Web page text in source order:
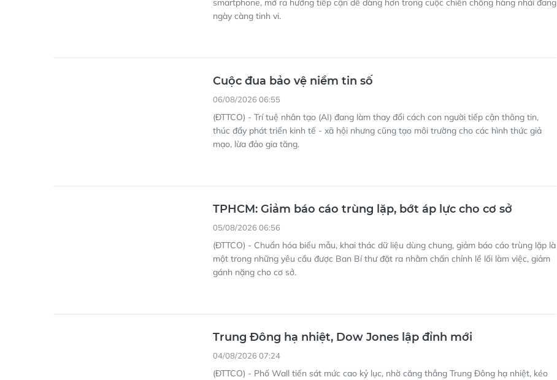
smartphone, mở ra hướng tiếp cận dễ dàng hơn trong cuộc chiến chống hàng nhái đang
ngày càng tinh vi.
Cuộc đua bảo vệ niềm tin số
06/08/2026 06:55
(ĐTTCO) - Trí tuệ nhân tạo (AI) đang làm thay đổi cách con người tiếp cận thông tin,
thúc đẩy phát triển kinh tế - xã hội nhưng cũng tạo môi trường cho các hình thức giả
mạo, lừa đảo gia tăng.
TPHCM: Giảm báo cáo trùng lặp, bớt áp lực cho cơ sở
05/08/2026 06:56
(ĐTTCO) - Chuẩn hóa biểu mẫu, khai thác dữ liệu dùng chung, giảm báo cáo trùng lặp là
một trong những yêu cầu được Ban Bí thư đặt ra nhằm chấn chỉnh lề lối làm việc, giảm
gánh nặng cho cơ sở.
Trung Đông hạ nhiệt, Dow Jones lập đỉnh mới
04/08/2026 07:24
(ĐTTCO) - Phố Wall tiến sát mức cao kỷ lục, nhờ căng thẳng Trung Đông hạ nhiệt, kéo